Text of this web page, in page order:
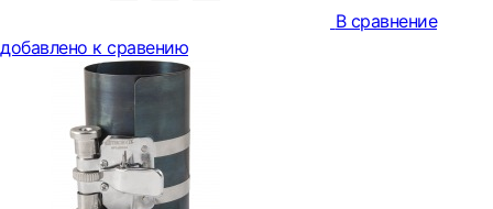
В сравнение
добавлено к сравению